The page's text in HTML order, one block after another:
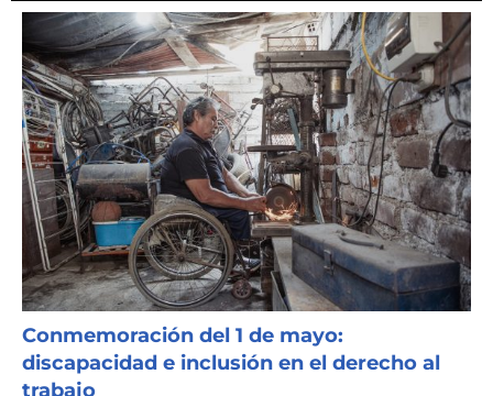
Conmemoración del 1 de mayo:
discapacidad e inclusión en el derecho al
trabajo